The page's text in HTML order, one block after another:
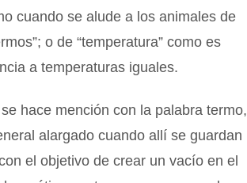
cuando se alude a los animales de
o de “temperatura” como es
a temperaturas iguales.
hace mención con la palabra termo,
alargado cuando allí se guardan
el objetivo de crear un vacío en el